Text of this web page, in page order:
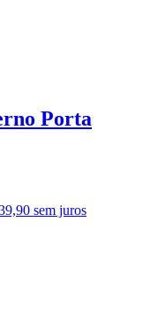
Porta
sem juros